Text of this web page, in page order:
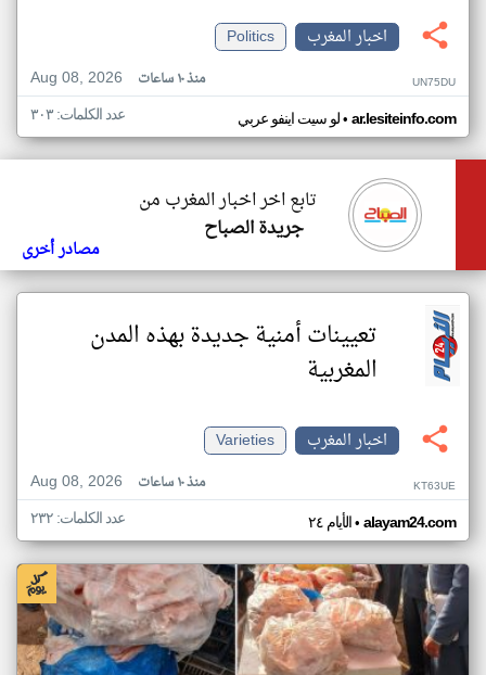
اخبار المغرب
Politics
Aug 08, 2026
منذ ١٠ ساعات UN75DU
لو سيت اينفو عربي• ar.lesiteinfo.com عدد الكلمات: ٣٠٣
تابع اخر اخبار المغرب من
جريدة الصباح
مصادر أخرى
تعيينات أمنية جديدة بهذه المدن
المغربية
اخبار المغرب
Varieties
Aug 08, 2026
منذ ١٠ ساعات KT63UE
الأيام ٢٤• alayam24.com عدد الكلمات: ٢٣٢